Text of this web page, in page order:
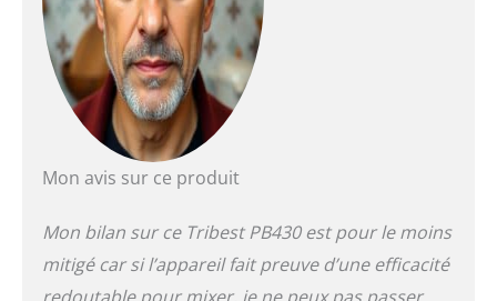
Mon avis sur ce produit
Mon bilan sur ce Tribest PB430 est pour le moins
mitigé car si l’appareil fait preuve d’une efficacité